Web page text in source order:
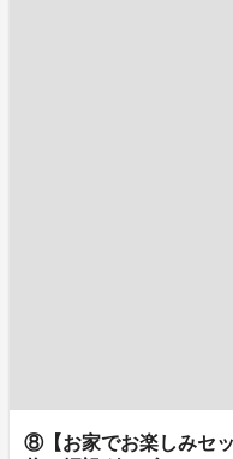
⑧【お家でお楽しみセ